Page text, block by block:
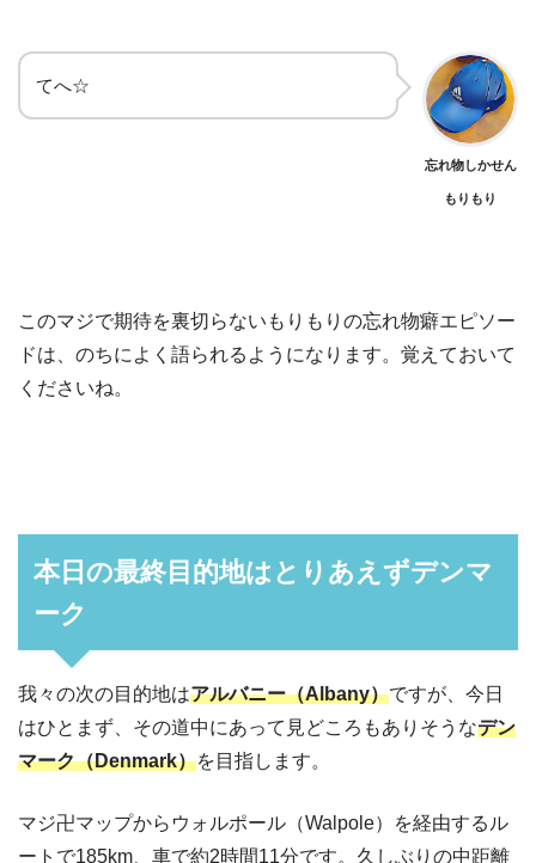
てへ☆
忘れ物しかせん
もりもり
このマジで期待を裏切らないもりもりの忘れ物癖エピソー
ドは、のちによく語られるようになります。覚えておいて
くださいね。
本日の最終目的地はとりあえずデンマ
ーク
我々の次の目的地はアルバニー（Albany）ですが、今日
はひとまず、その道中にあって見どころもありそうなデン
マーク（Denmark）を目指します。
マジ卍マップからウォルポール（Walpole）を経由するル
ートで185km、車で約2時間11分です。久しぶりの中距離